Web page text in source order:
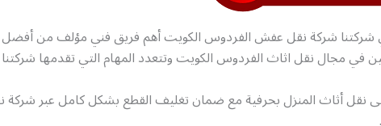
شركتنا شركة نقل عفش الفردوس الكويت أهم فريق فني مؤلف من أفضل
في مجال نقل اثاث الفردوس الكويت وتتعدد المهام التي تقدمها
نقل أثاث المنزل بحرفية مع ضمان تغليف القطع بشكل كامل عبر شركة